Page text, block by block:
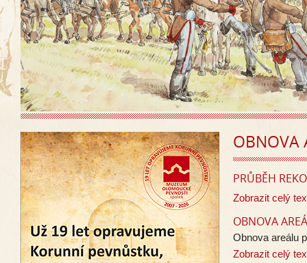
OBNOVA
PRŮBĚH
Zobrazit celý
OBNOVA
Obnova areálu
Zobrazit celý